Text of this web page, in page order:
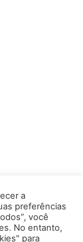
a
preferências
você
No entanto,
para